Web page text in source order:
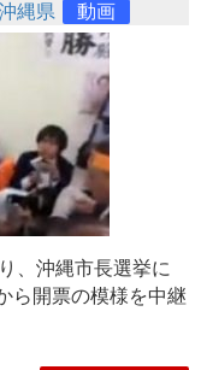
縄県 動画
、沖縄市長選挙に
ら開票の模様を中継